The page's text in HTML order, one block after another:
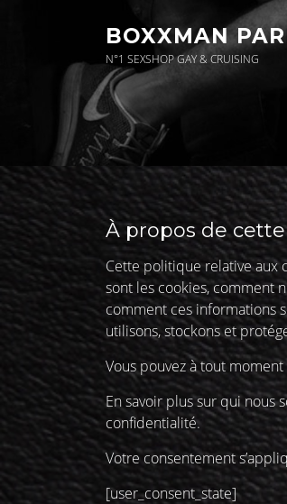
BOXXMAN
N°1 SEXSHOP GAY & CRUISING
À propos de
Cette politique relative aux
sont les cookies, comment
comment ces informations
utilisons, stockons et
Vous pouvez à tout
En savoir plus sur qui nous
confidentialité.
Votre consentement
[user_consent_state]